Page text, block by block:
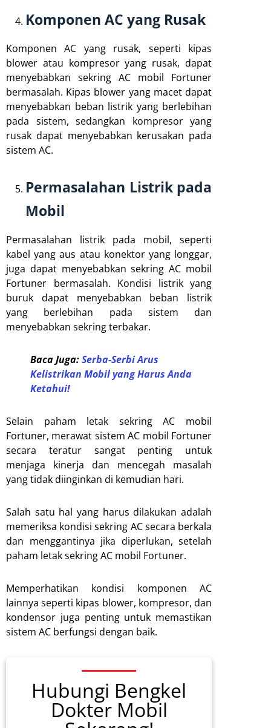
Komponen AC yang Rusak
Komponen AC yang rusak, seperti kipas
blower atau kompresor yang rusak, dapat
menyebabkan sekring AC mobil Fortuner
bermasalah. Kipas blower yang macet dapat
menyebabkan beban listrik yang berlebihan
pada sistem, sedangkan kompresor yang
rusak dapat menyebabkan kerusakan pada
sistem AC.
Permasalahan Listrik pada
Mobil
Permasalahan listrik pada mobil, seperti
kabel yang aus atau konektor yang longgar,
juga dapat menyebabkan sekring AC mobil
Fortuner bermasalah. Kondisi listrik yang
buruk dapat menyebabkan beban listrik
yang berlebihan pada sistem dan
menyebabkan sekring terbakar.
Baca Juga:Serba-Serbi Arus
Kelistrikan Mobil yang Harus Anda
Ketahui!
Selain paham letak sekring AC mobil
Fortuner, merawat sistem AC mobil Fortuner
secara teratur sangat penting untuk
menjaga kinerja dan mencegah masalah
yang tidak diinginkan di kemudian hari.
Salah satu hal yang harus dilakukan adalah
memeriksa kondisi sekring AC secara berkala
dan menggantinya jika diperlukan, setelah
paham letak sekring AC mobil Fortuner.
Memperhatikan kondisi komponen AC
lainnya seperti kipas blower, kompresor, dan
kondensor juga penting untuk memastikan
sistem AC berfungsi dengan baik.
Hubungi Bengkel
Dokter Mobil